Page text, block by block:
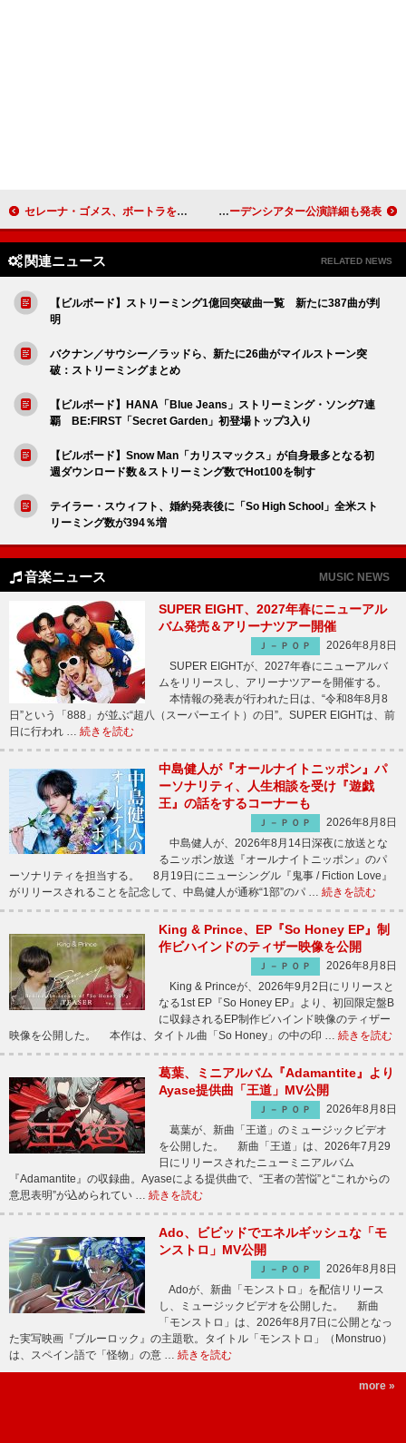
セレーナ・ゴメス、ボートラを含む『リバイバル』10周年記念アナログ盤発売 lynch.、2ndリテイクアルバムからリードトラック「BRINGER」MV公開 12/28開催の東京ガーデンシアター公演詳細も発表
関連ニュース RELATED NEWS
【ビルボード】ストリーミング1億回突破曲一覧 新たに387曲が判
明
バクナン／サウシー／ラッドら、新たに26曲がマイルストーン突
破：ストリーミングまとめ
【ビルボード】HANA「Blue Jeans」ストリーミング・ソング7連
覇 BE:FIRST「Secret Garden」初登場トップ3入り
【ビルボード】Snow Man「カリスマックス」が自身最多となる初
週ダウンロード数＆ストリーミング数でHot100を制す
テイラー・スウィフト、婚約発表後に「So High School」全米スト
リーミング数が394％増
音楽ニュース MUSIC NEWS
SUPER EIGHT、2027年春にニューアル
バム発売＆アリーナツアー開催
Ｊ－ＰＯＰ
2026年8月8日
SUPER EIGHTが、2027年春にニューアルバ
ムをリリースし、アリーナツアーを開催する。
本情報の発表が行われた日は、“令和8年8月8
日”という「888」が並ぶ“超八（スーパーエイト）の日”。SUPER EIGHTは、前
日に行われ … 続きを読む
中島健人が『オールナイトニッポン』パ
ーソナリティ、人生相談を受け『遊戯
王』の話をするコーナーも
Ｊ－ＰＯＰ
2026年8月8日
中島健人が、2026年8月14日深夜に放送とな
るニッポン放送『オールナイトニッポン』のパ
ーソナリティを担当する。 8月19日にニューシングル『鬼事 / Fiction Love』
がリリースされることを記念して、中島健人が通称“1部”のパ … 続きを読む
King & Prince、EP『So Honey EP』制
作ビハインドのティザー映像を公開
Ｊ－ＰＯＰ
2026年8月8日
King & Princeが、2026年9月2日にリリースと
なる1st EP『So Honey EP』より、初回限定盤B
に収録されるEP制作ビハインド映像のティザー
映像を公開した。 本作は、タイトル曲「So Honey」の中の印 … 続きを読む
葛葉、ミニアルバム『Adamantite』より
Ayase提供曲「王道」MV公開
Ｊ－ＰＯＰ
2026年8月8日
葛葉が、新曲「王道」のミュージックビデオ
を公開した。 新曲「王道」は、2026年7月29
日にリリースされたニューミニアルバム
『Adamantite』の収録曲。Ayaseによる提供曲で、“王者の苦悩”と“これからの
意思表明”が込められてい … 続きを読む
Ado、ビビッドでエネルギッシュな「モ
ンストロ」MV公開
Ｊ－ＰＯＰ
2026年8月8日
Adoが、新曲「モンストロ」を配信リリース
し、ミュージックビデオを公開した。 新曲
「モンストロ」は、2026年8月7日に公開となっ
た実写映画『ブルーロック』の主題歌。タイトル「モンストロ」（Monstruo）
は、スペイン語で「怪物」の意 … 続きを読む
more »